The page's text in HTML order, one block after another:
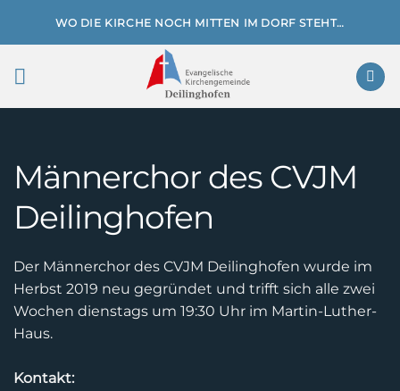
WO DIE KIRCHE NOCH MITTEN IM DORF STEHT…
Männerchor des CVJM
Deilinghofen
Der Männerchor des CVJM Deilinghofen wurde im
Herbst 2019 neu gegründet und trifft sich alle zwei
Wochen dienstags um 19:30 Uhr im Martin-Luther-
Haus.
Kontakt: